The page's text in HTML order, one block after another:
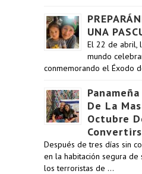
UNA
El 22 de abril,
mundo
conmemorando el Éxodo
De La
Octubre
Después de tres días sin
en la habitación segura de
los terroristas de …